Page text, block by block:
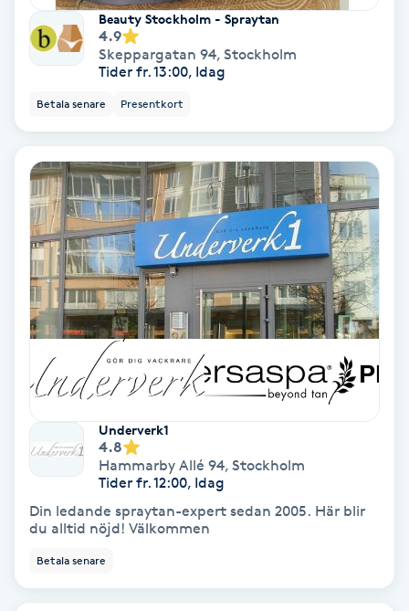
Kroppspeeling
Käkledsbehandling
Kärlbehandling
Laserbehandling
Lashlift Keratin
LED-ljusterapi
Liktornar
LPG
LPG-behandling
LPG-massage
Luggklippning
Beauty Stockholm - Spraytan
4.9
Skeppargatan 94, Stockholm
Tider fr. 13:00, Idag
Betala senare Presentkort
Underverk1
4.8
Hammarby Allé 94, Stockholm
Tider fr. 12:00, Idag
Din ledande spraytan-expert sedan 2005. Här blir
du alltid nöjd! Välkommen
Betala senare